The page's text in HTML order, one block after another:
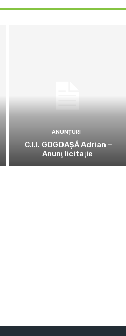
ANUNȚURI
C.I.I. GOGOAŞĂ Adrian –
Anunţ licitaţie